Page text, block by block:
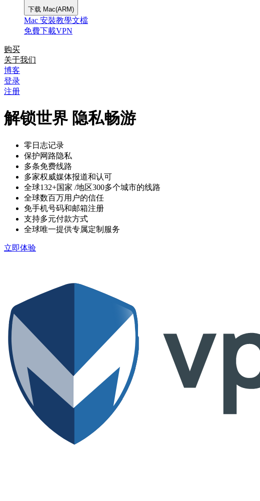
下载 Mac(ARM)
Mac 安裝教學文檔
免費下載VPN
购买
关于我们
博客
登录
注册
解锁世界 隐私畅游
零日志记录
保护网路隐私
多条免费线路
多家权威媒体报道和认可
全球132+国家 /地区300多个城市的线路
全球数百万用户的信任
免手机号码和邮箱注册
支持多元付款方式
全球唯一提供专属定制服务
立即体验